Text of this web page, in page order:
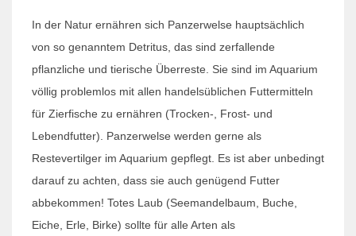
In der Natur ernähren sich Panzerwelse hauptsächlich
von so genanntem Detritus, das sind zerfallende
pflanzliche und tierische Überreste. Sie sind im Aquarium
völlig problemlos mit allen handelsüblichen Futtermitteln
für Zierfische zu ernähren (Trocken-, Frost- und
Lebendfutter). Panzerwelse werden gerne als
Restevertilger im Aquarium gepflegt. Es ist aber unbedingt
darauf zu achten, dass sie auch genügend Futter
abbekommen! Totes Laub (Seemandelbaum, Buche,
Eiche, Erle, Birke) sollte für alle Arten als